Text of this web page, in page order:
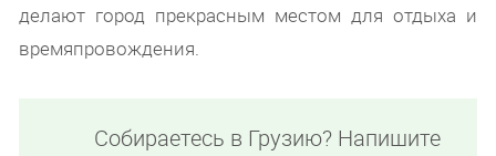
делают город прекрасным местом для отдыха и
времяпровождения.
Собираетесь в Грузию? Напишите